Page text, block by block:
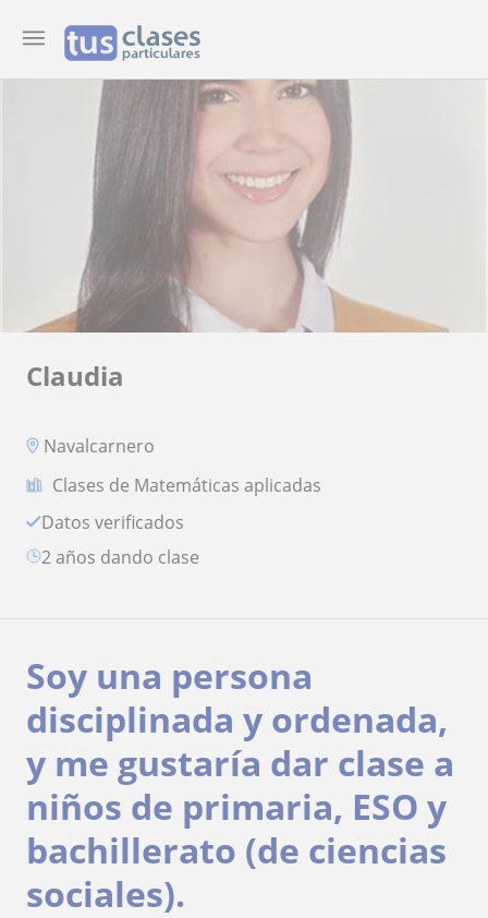
Claudia
Navalcarnero
Clases de Matemáticas aplicadas
Datos verificados
2 años dando clase
Soy una persona
disciplinada y ordenada,
y me gustaría dar clase a
niños de primaria, ESO y
bachillerato (de ciencias
sociales).